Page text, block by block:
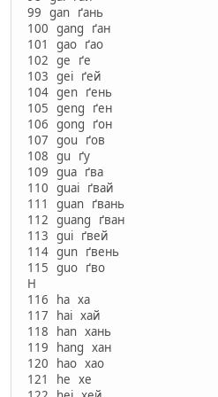
99 gan ґань
100 gang ґан
101 gao ґао
102 ge ґе
103 gei ґей
104 gen ґень
105 geng ґен
106 gong ґон
107 gou ґов
108 gu ґу
109 gua ґва
110 guai ґвай
111 guan ґвань
112 guang ґван
113 gui ґвей
114 gun ґвень
115 guo ґво
H
116 ha ха
117 hai хай
118 han хань
119 hang хан
120 hao хао
121 he хе